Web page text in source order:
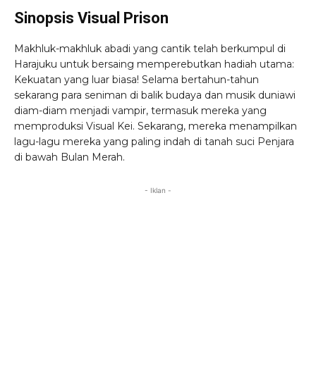
Sinopsis Visual Prison
Makhluk-makhluk abadi yang cantik telah berkumpul di
Harajuku untuk bersaing memperebutkan hadiah utama:
Kekuatan yang luar biasa! Selama bertahun-tahun
sekarang para seniman di balik budaya dan musik duniawi
diam-diam menjadi vampir, termasuk mereka yang
memproduksi Visual Kei. Sekarang, mereka menampilkan
lagu-lagu mereka yang paling indah di tanah suci Penjara
di bawah Bulan Merah.
- Iklan -